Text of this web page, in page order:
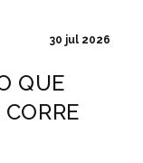
30 jul 2026
QUE